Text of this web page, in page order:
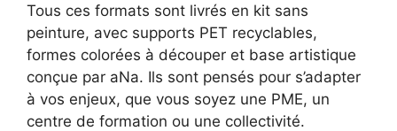
Tous ces formats sont livrés en kit sans
peinture, avec supports PET recyclables,
formes colorées à découper et base artistique
conçue par aNa. Ils sont pensés pour s’adapter
à vos enjeux, que vous soyez une PME, un
centre de formation ou une collectivité.